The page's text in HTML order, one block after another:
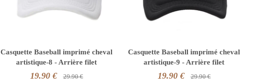
Casquette Baseball imprimé cheval
artistique-8 - Arrière filet
19.90 € 29.90 €
Casquette Baseball imprimé cheval
artistique-9 - Arrière filet
19.90 € 29.90 €